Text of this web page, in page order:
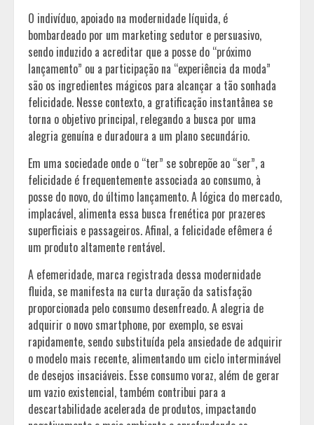
O indivíduo, apoiado na modernidade líquida, é
bombardeado por um marketing sedutor e persuasivo,
sendo induzido a acreditar que a posse do “próximo
lançamento” ou a participação na “experiência da moda”
são os ingredientes mágicos para alcançar a tão sonhada
felicidade. Nesse contexto, a gratificação instantânea se
torna o objetivo principal, relegando a busca por uma
alegria genuína e duradoura a um plano secundário.
Em uma sociedade onde o “ter” se sobrepõe ao “ser”, a
felicidade é frequentemente associada ao consumo, à
posse do novo, do último lançamento. A lógica do mercado,
implacável, alimenta essa busca frenética por prazeres
superficiais e passageiros. Afinal, a felicidade efêmera é
um produto altamente rentável.
A efemeridade, marca registrada dessa modernidade
fluida, se manifesta na curta duração da satisfação
proporcionada pelo consumo desenfreado. A alegria de
adquirir o novo smartphone, por exemplo, se esvai
rapidamente, sendo substituída pela ansiedade de adquirir
o modelo mais recente, alimentando um ciclo interminável
de desejos insaciáveis. Esse consumo voraz, além de gerar
um vazio existencial, também contribui para a
descartabilidade acelerada de produtos, impactando